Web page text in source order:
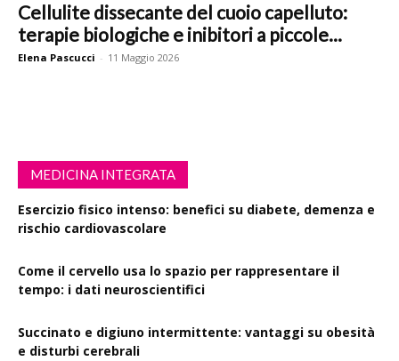
Cellulite dissecante del cuoio capelluto:
terapie biologiche e inibitori a piccole...
Elena Pascucci - 11 Maggio 2026
MEDICINA INTEGRATA
Esercizio fisico intenso: benefici su diabete, demenza e
rischio cardiovascolare
Come il cervello usa lo spazio per rappresentare il
tempo: i dati neuroscientifici
Succinato e digiuno intermittente: vantaggi su obesità
e disturbi cerebrali